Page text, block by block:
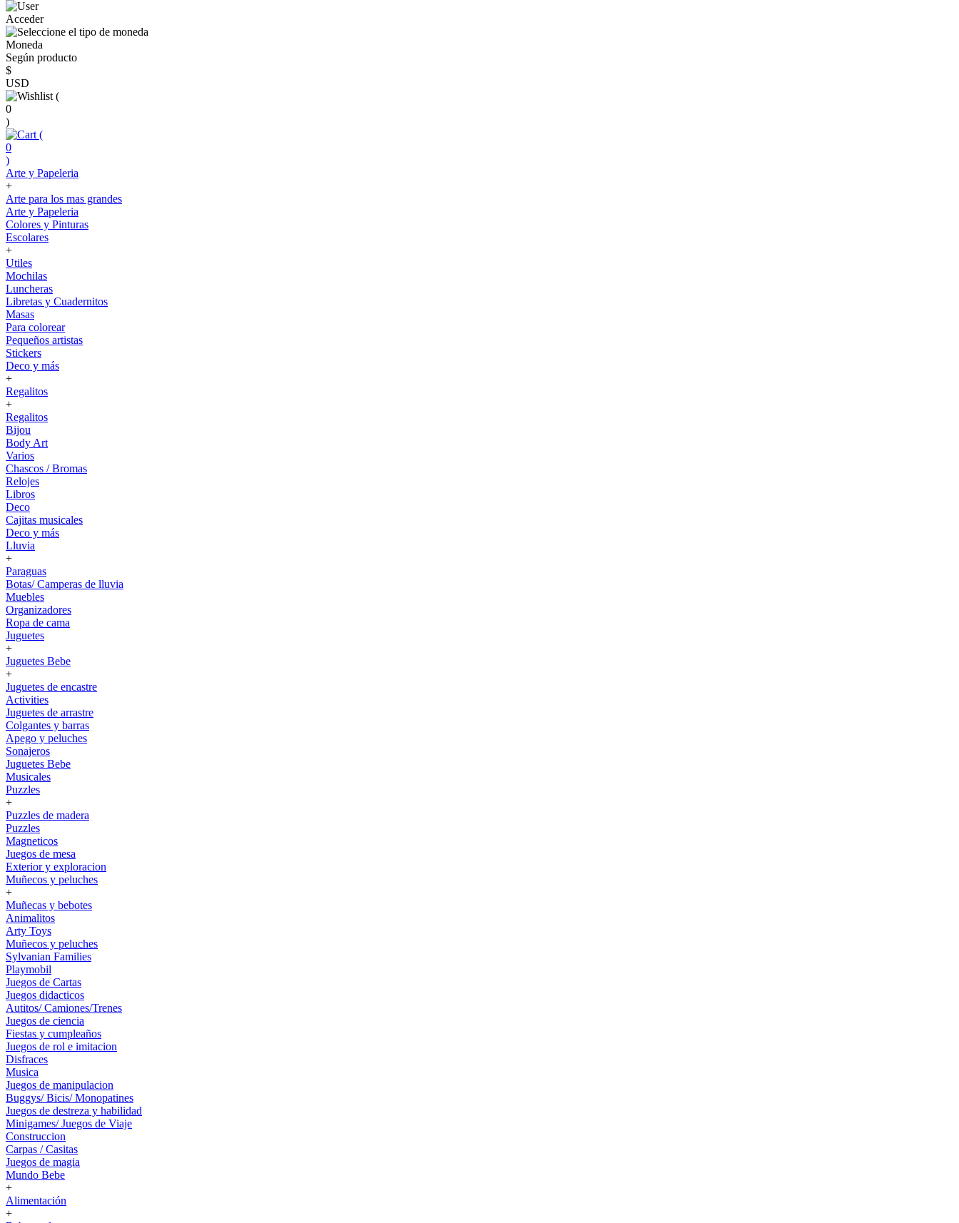
Acceder
Moneda
Según producto
$
USD
(
0
)
(
0
)
Arte y Papeleria
+
Arte para los mas grandes
Arte y Papeleria
Colores y Pinturas
Escolares
+
Utiles
Mochilas
Luncheras
Libretas y Cuadernitos
Masas
Para colorear
Pequeños artistas
Stickers
Deco y más
+
Regalitos
+
Regalitos
Bijou
Body Art
Varios
Chascos / Bromas
Relojes
Libros
Deco
Cajitas musicales
Deco y más
Lluvia
+
Paraguas
Botas/ Camperas de lluvia
Muebles
Organizadores
Ropa de cama
Juguetes
+
Juguetes Bebe
+
Juguetes de encastre
Activities
Juguetes de arrastre
Colgantes y barras
Apego y peluches
Sonajeros
Juguetes Bebe
Musicales
Puzzles
+
Puzzles de madera
Puzzles
Magneticos
Juegos de mesa
Exterior y exploracion
Muñecos y peluches
+
Muñecas y bebotes
Animalitos
Arty Toys
Muñecos y peluches
Sylvanian Families
Playmobil
Juegos de Cartas
Juegos didacticos
Autitos/ Camiones/Trenes
Juegos de ciencia
Fiestas y cumpleaños
Juegos de rol e imitacion
Disfraces
Musica
Juegos de manipulacion
Buggys/ Bicis/ Monopatines
Juegos de destreza y habilidad
Minigames/ Juegos de Viaje
Construccion
Carpas / Casitas
Juegos de magia
Mundo Bebe
+
Alimentación
+